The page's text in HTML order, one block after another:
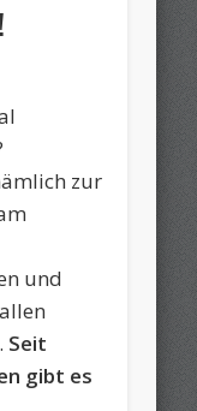
zur
und
Seit
gibt es